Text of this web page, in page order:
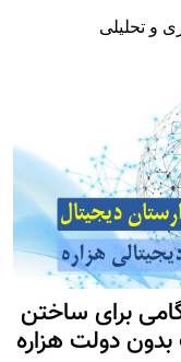
و تحلیلی
برای ساختن
دولت هزاره